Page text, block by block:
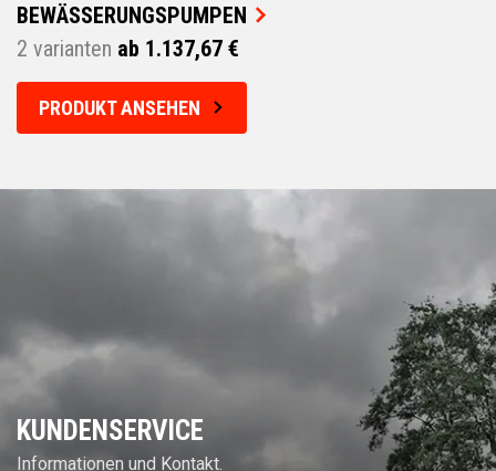
BEWÄSSERUNGSPUMPEN
2 varianten ab 1.137,67 €
PRODUKT ANSEHEN
KUNDENSERVICE
Informationen und Kontakt.